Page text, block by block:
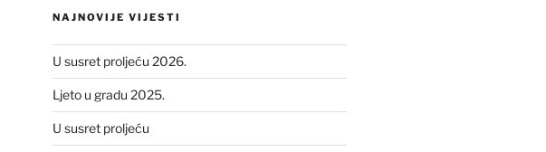
NAJNOVIJE VIJESTI
U susret proljeću 2026.
Ljeto u gradu 2025.
U susret proljeću